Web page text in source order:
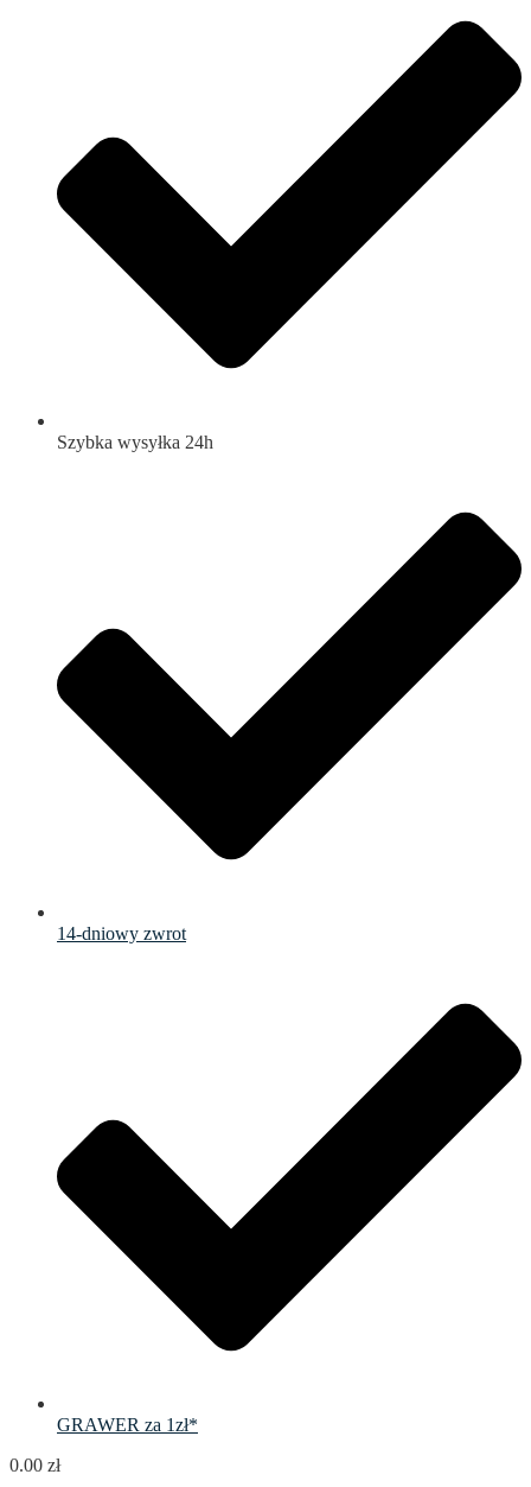
Szybka wysyłka 24h
14-dniowy zwrot
GRAWER za 1zł*
0.00 zł